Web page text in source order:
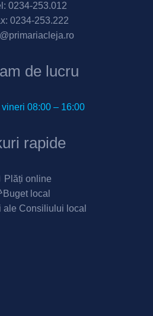
0234-253.012
0234-253.222
de lucru
vineri 08:00 – 16:00
rapide
Plăți online
Buget local
ale Consiliului local